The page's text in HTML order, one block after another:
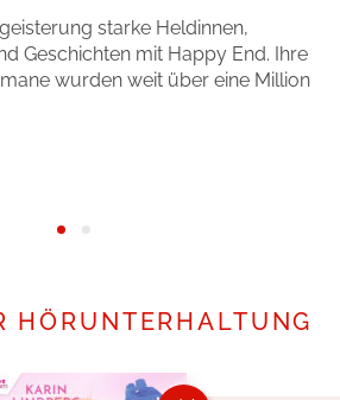
starke Heldinnen,
Geschichten mit Happy End. Ihre
wurden weit über eine Million
HÖRUNTERHALTUNG